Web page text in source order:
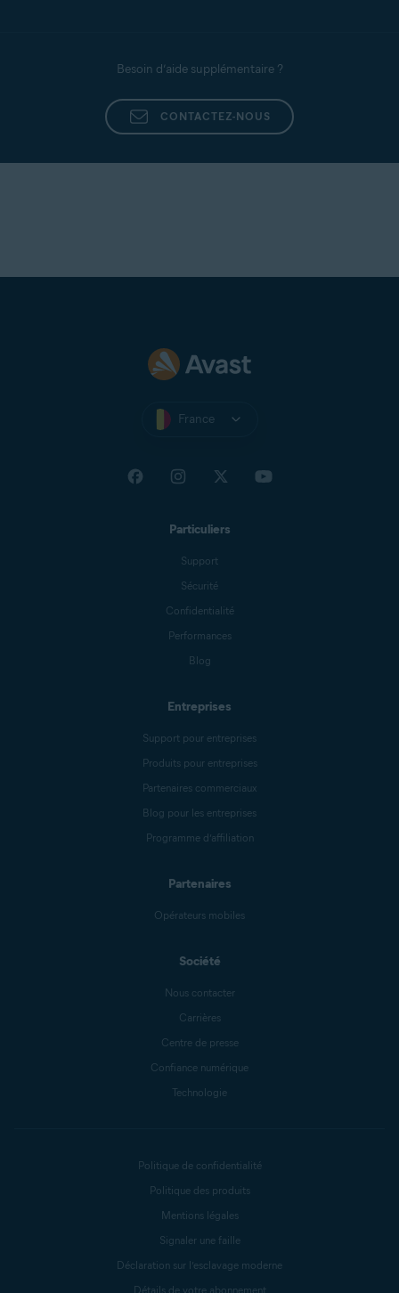
Besoin d’aide supplémentaire ?
CONTACTEZ-NOUS
France
Particuliers
Support
Sécurité
Confidentialité
Performances
Blog
Entreprises
Support pour entreprises
Produits pour entreprises
Partenaires commerciaux
Blog pour les entreprises
Programme d’affiliation
Partenaires
Opérateurs mobiles
Société
Nous contacter
Carrières
Centre de presse
Confiance numérique
Technologie
Politique de confidentialité
Politique des produits
Mentions légales
Signaler une faille
Déclaration sur l’esclavage moderne
Détails de votre abonnement